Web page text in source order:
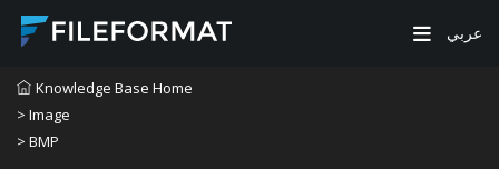
عربي
Knowledge Base Home
> Image
> BMP